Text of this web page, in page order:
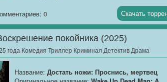
: Прошлое настигает детектива Криса
Рэйвена неожиданно...
0 Скачать
покойника (2025)
года Комедия Триллер Криминал Детектив Драма
Название: Достать ножи: Проснись, мертвец